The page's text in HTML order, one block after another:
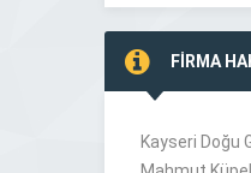
FİRMA
Kayseri Doğu